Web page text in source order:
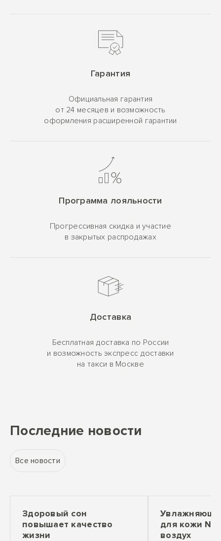
Гарантия
Официальная гарантия
от 24 месяцев и возможность
оформления расширенной гарантии
Программа лояльности
Прогрессивная скидка и участие
в закрытых распродажах
Доставка
Бесплатная доставка по России
и возможность экспресс доставки
на такси в Москве
Последние новости
Все новости
Здоровый сон
повышает качество
жизни
для кожи
воздух